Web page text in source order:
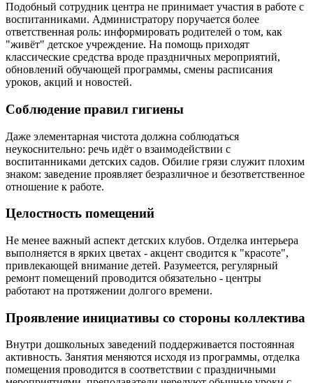
Подобный сотрудник центра не принимает участия в работе с
воспитанниками. Администратору поручается более
ответственная роль: информировать родителей о том, как
"живёт" детское учреждение. На помощь приходят
классические средства вроде праздничных мероприятий,
обновлений обучающей программы, смены расписания
уроков, акций и новостей.
Соблюдение правил гигиены
Даже элементарная чистота должна соблюдаться
неукоснительно: речь идёт о взаимодействии с
воспитанниками детских садов. Обилие грязи служит плохим
знаком: заведение проявляет безразличное и безответственное
отношение к работе.
Целостность помещений
Не менее важный аспект детских клубов. Отделка интерьера
выполняется в ярких цветах - акцент сводится к "красоте",
привлекающей внимание детей. Разумеется, регулярный
ремонт помещений проводится обязательно - центры
работают на протяжении долгого времени.
Проявление инициативы со стороны коллектива
Внутри дошкольных заведений поддерживается постоянная
активность. Занятия меняются исходя из программы, отделка
помещения проводится в соответствии с праздничными